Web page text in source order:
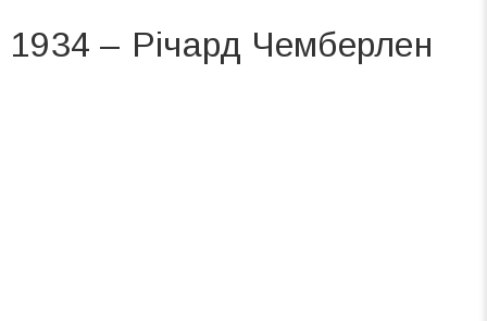
1934 – Річард Чемберлен